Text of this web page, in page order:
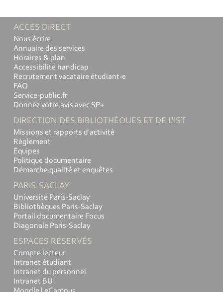
ACCÈS DIRECT
Nous écrire
Annuaire des services
Horaires & plan
Accessibilité handicap
Recrutement vacataire étudiant-e
FAQ
Service-public.fr
Donnez votre avis avec SP+
DIRECTION DES BIBLIOTHÈQUES ET DE L'IST
Missions et rapports d'activité
Règlement
Équipes
Politique documentaire
Démarche qualité et enquêtes
PARIS-SACLAY
Université Paris-Saclay
Bibliothèques Paris-Saclay
Portail documentaire Focus
Diagonale Paris-Saclay
ESPACES RÉSERVÉS
Compte lecteur
Intranet étudiant
Intranet du personnel
Intranet BU